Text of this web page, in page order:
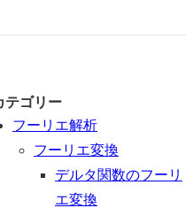
テゴリー
フーリエ解析
フーリエ変換
デルタ関数のフーリ
エ変換